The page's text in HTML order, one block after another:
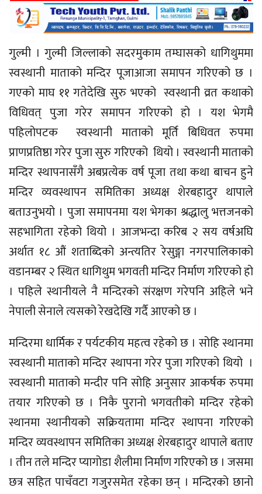
गुल्मी । गुल्मी जिल्लाको सदरमुकाम तम्घासको धागिथुममा
स्वस्थानी माताको मन्दिर पूजाआजा समापन गरिएको छ ।
गएको माघ ११ गतेदेखि सुरु भएको स्वस्थानी व्रत कथाको
विधिवत् पुजा गरेर समापन गरिएको हो । यश भेगमै
पहिलोपटक स्वस्थानी माताको मूर्ति बिधिवत रुपमा
प्राणप्रतिष्ठा गरेर पुजा सुरु गरिएको थियो । स्वस्थानी माताको
मन्दिर स्थापनासँगै अबप्रत्येक वर्ष पूजा तथा कथा बाचन हुने
मन्दिर व्यवस्थापन समितिका अध्यक्ष शेरबहादुर थापाले
बताउनुभयो । पुजा समापनमा यश भेगका श्रद्धालु भत्तजनको
सहभागिता रहेको थियो । आजभन्दा करिब २ सय वर्षअघि
अर्थात १८ औं शताब्दिको अन्त्यतिर रेसुङ्गा नगरपालिकाको
वडानम्बर २ स्थित धागिथुम भगवती मन्दिर निर्माण गरिएको हो
। पहिले स्थानीयले नै मन्दिरको संरक्षण गरेपनि अहिले भने
नेपाली सेनाले त्यसको रेखदेखि गर्दै आएको छ ।
मन्दिरमा धार्मिक र पर्यटकीय महत्व रहेको छ । सोहि स्थानमा
स्वस्थानी माताको मन्दिर स्थापना गरेर पुजा गरिएको थियो ।
स्वस्थानी माताको मन्दीर पनि सोहि अनुसार आकर्षक रुपमा
तयार गरिएको छ । निकै पुरानो भगवतीको मन्दिर रहेको
स्थानमा स्थानीयको सक्रियतामा मन्दिर स्थापना गरिएको
मन्दिर व्यवस्थापन समितिका अध्यक्ष शेरबहादुर थापाले बताए
। तीन तले मन्दिर प्यागोडा शैलीमा निर्माण गरिएको छ । जसमा
छत्र सहित पाचँवटा गजुरसमेत रहेका छन् । मन्दिरको छानो